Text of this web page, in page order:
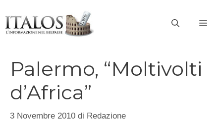
al
contenuto
Palermo, “Moltivolti
d’Africa”
3 Novembre 2010 di Redazione